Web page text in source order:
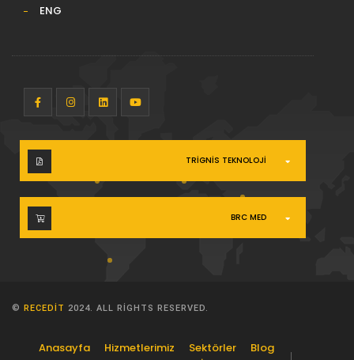
ENG
TRIGNIS TEKNOLOJI
BRC MED
© RECEDIT 2024. ALL RIGHTS RESERVED.
Anasayfa Hizmetlerimiz Sektörler
Blog